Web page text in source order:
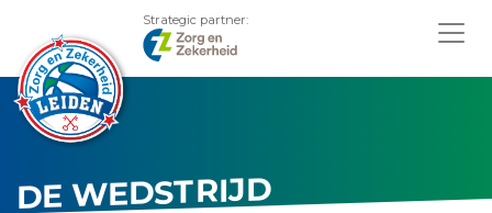
Strategic partner:
DE WEDSTRIJD